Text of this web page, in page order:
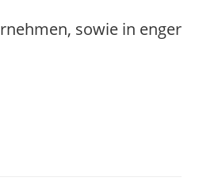
sowie in enger